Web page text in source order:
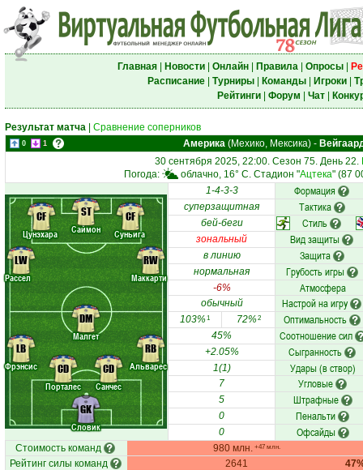
Главная| Новости| Онлайн| Правила| Опросы|
Расписание| Турниры| Команды| Игроки|
Рейтинги| Форум Чат|
Результат матча Сравнение соперников
0 1 Америка (Мехико, Мексика) -
30 сентября 2025, 22:00. Сезон 75. День 22.
Погода:
облачно, 16° C. Стадион "Ацтека" (87
Словик
Фрэнсис
Порталес
Санчес
Альварес
Рассел
Малгет
Маккарти
Цунэхара Саймон Суньига
GK
LB
CD
CD
RB
LW
DM
RW
CF ST CF
1-4-3-3 Формация
суперзащитная Тактика
бей-беги Стиль
зональный Вид защиты
в линию Защита
нормальная Грубость игры
-6% Атмосфера
обычный Настрой на игру
103%1 72%2 Оптимальность
45% Соотношение сил
+2.05% Сыгранность
1(1) Удары (в створ)
7 Угловые
5 Штрафные
0 Пенальти
0 Офсайды
Стоимость команд 980 млн. +47 млн.
Рейтинг силы команд 2641